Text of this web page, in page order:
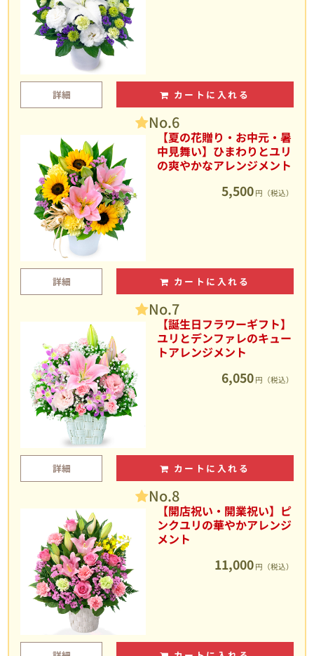
詳細 カートに入れる
No.6
【夏の花贈り・お中元・暑
中見舞い】ひまわりとユリ
の爽やかなアレンジメント
5,500 円（税込）
詳細 カートに入れる
No.7
【誕生日フラワーギフト】
ユリとデンファレのキュー
トアレンジメント
6,050 円（税込）
詳細 カートに入れる
No.8
【開店祝い・開業祝い】ピ
ンクユリの華やかアレンジ
メント
11,000 円（税込）